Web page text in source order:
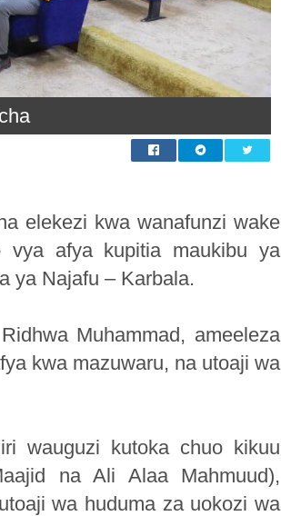
elekezi kwa wanafunzi wake
vya afya kupitia maukibu ya
ya Najafu – Karbala.
Muhammad, ameeleza
kwa mazuwaru, na utoaji wa
wauguzi kutoka chuo kikuu
na Ali Alaa Mahmuud),
wa huduma za uokozi wa